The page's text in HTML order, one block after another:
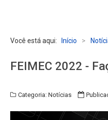
Você está aqui: Início >
FEIMEC 2022 -
Categoria: Notícias